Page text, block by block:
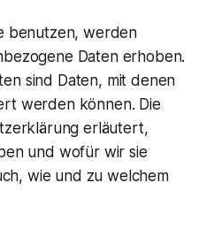
benutzen, werden
Daten erhoben.
sind Daten, mit denen
werden können. Die
erläutert,
und wofür wir sie
wie und zu welchem